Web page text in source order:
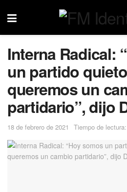
Interna Radical:
un partido
queremos un
partidario”, dijo
18 de febrero de 2021 Tiempo de